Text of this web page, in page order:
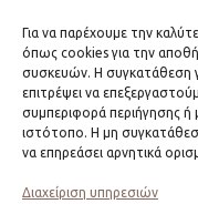
Για να παρέχουμε την
όπως cookies για την
συσκευών. Η συγκατάθεση
επιτρέψει να
συμπεριφορά περιήγησης ή
ιστότοπο. Η μη
να επηρεάσει αρνητικά
Διαχείριση υπηρεσιών
E-mail: